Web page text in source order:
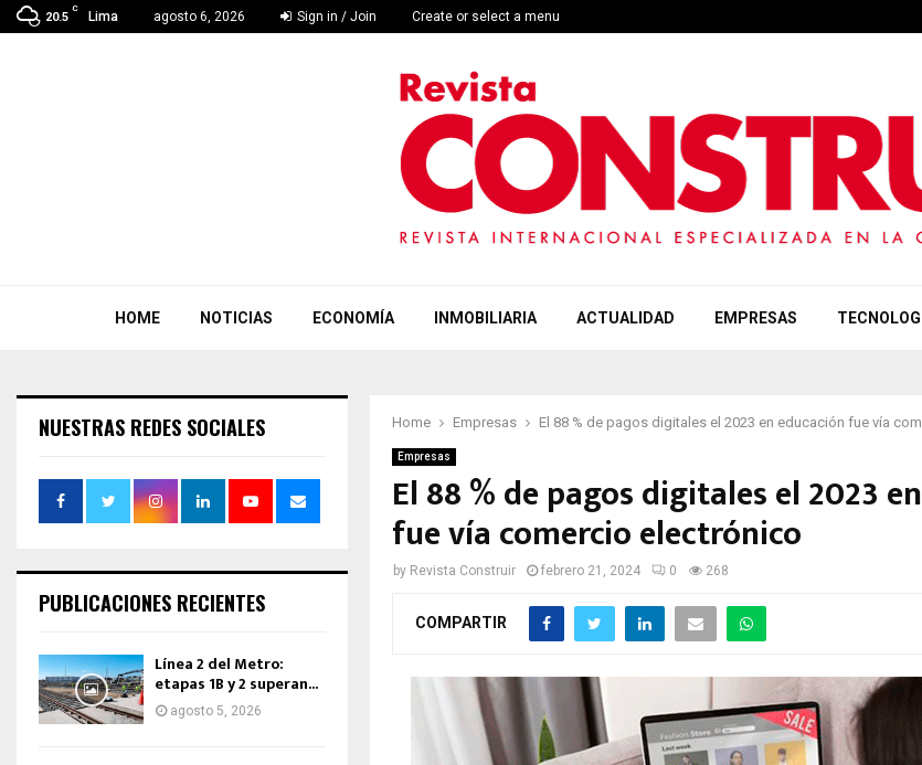
20.5
C
Lima agosto 6, 2026 Sign in / Join Create or select a menu
HOME NOTICIAS ECONOMÍA INMOBILIARIA ACTUALIDAD EMPRESAS
Home Empresas El 88 % de pagos digitales el 2023 en educación fue vía
Empresas
El 88 % de pagos digitales el 2023
fue vía comercio electrónico
by Revista Construir febrero 21, 2024 0 268
COMPARTIR
NUESTRAS REDES SOCIALES
PUBLICACIONES RECIENTES
Línea 2 del Metro:
etapas 1B y 2 superan...
agosto 5, 2026